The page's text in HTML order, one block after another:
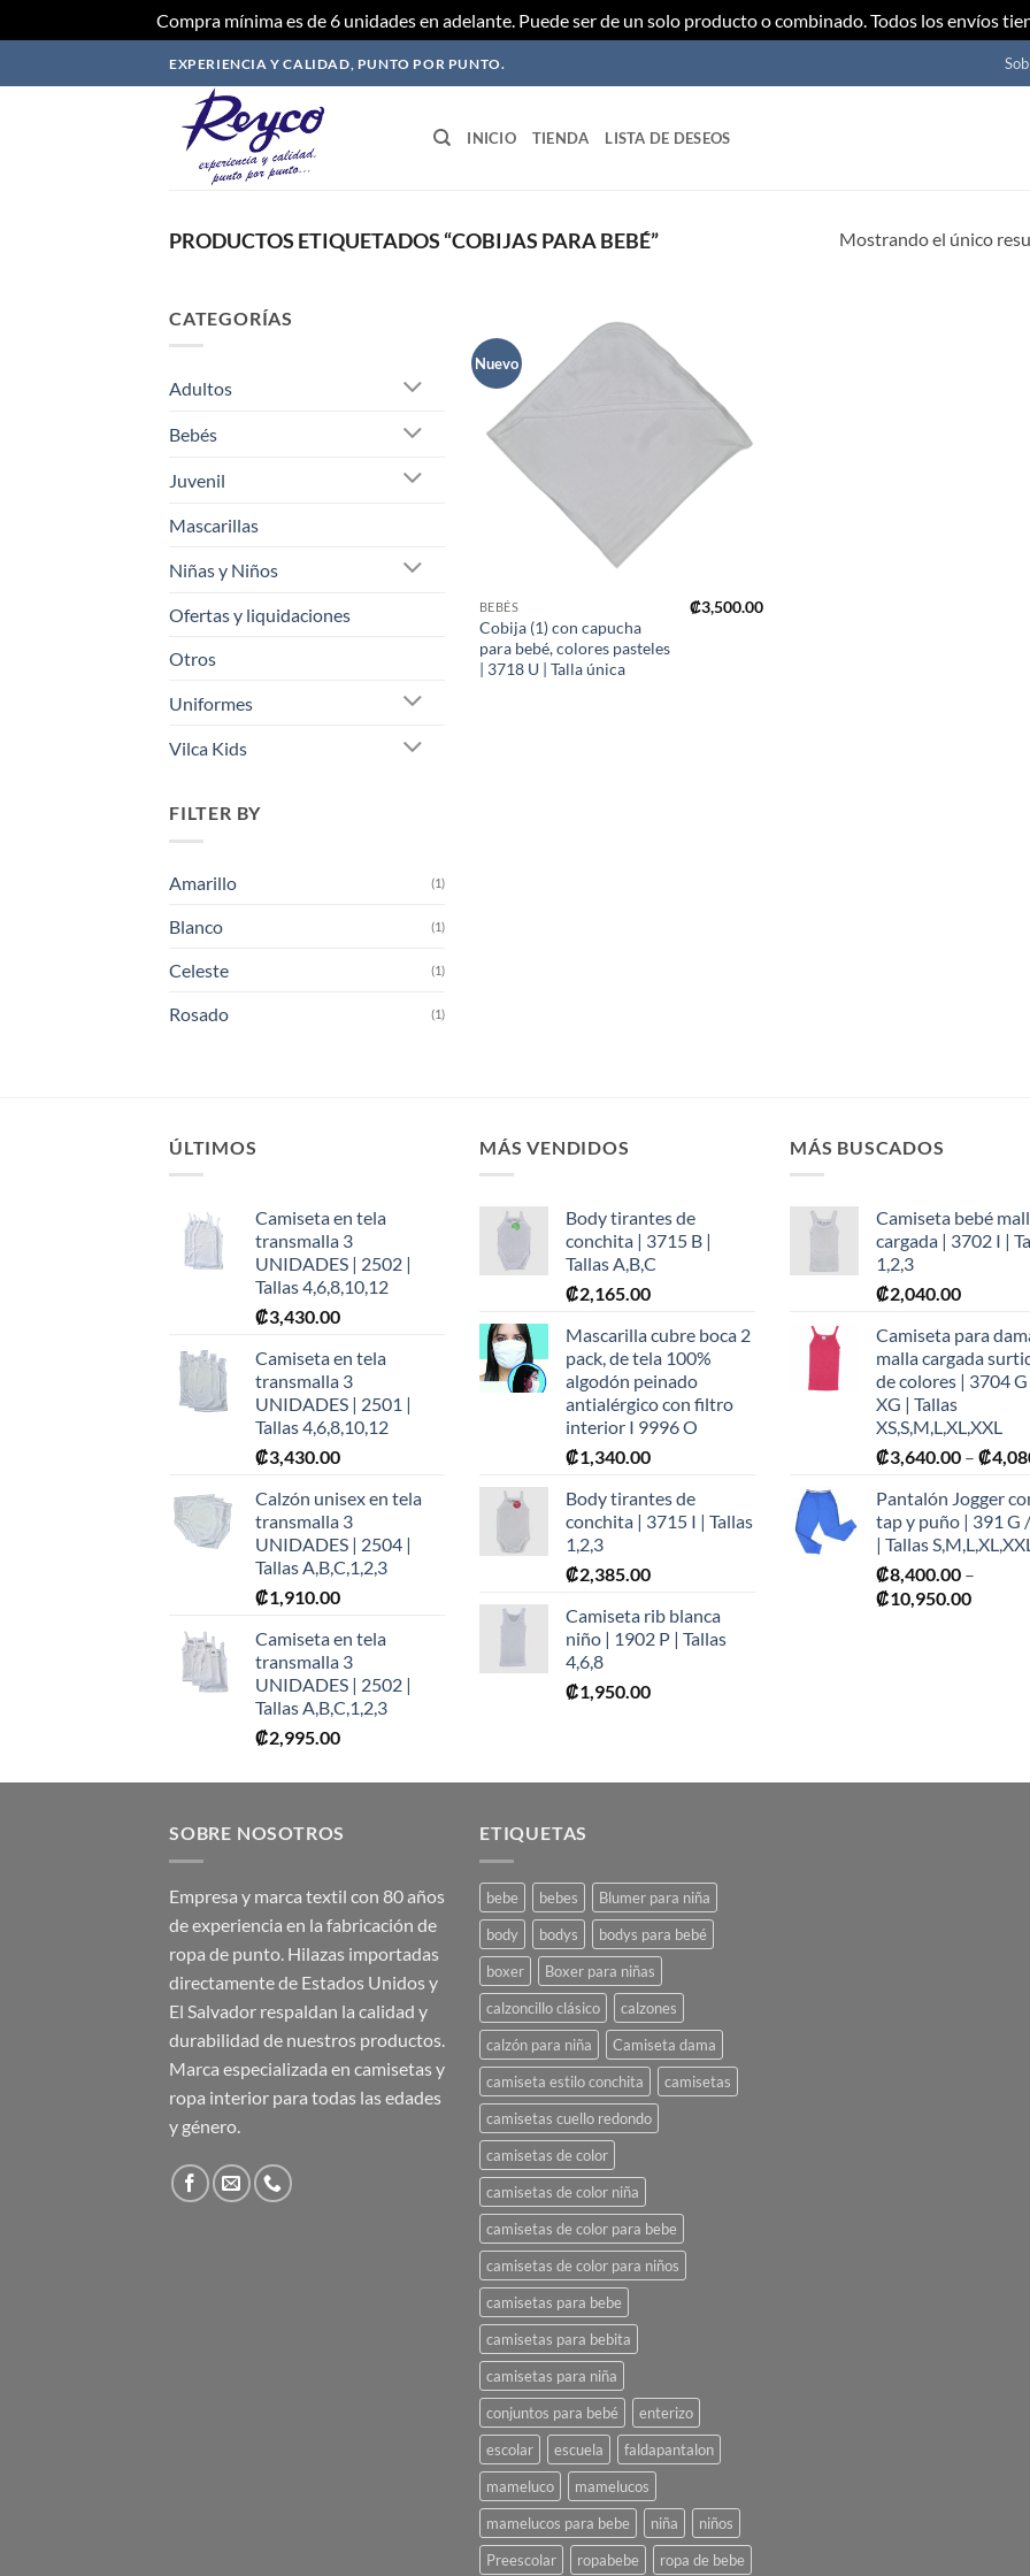
Compra mínima es de 6 unidades en adelante. Puede ser de un solo producto o combinado. Todos los envíos
al
EXPERIENCIA Y CALIDAD, PUNTO POR PUNTO.
INICIO TIENDA LISTA DE DESEOS
PRODUCTOS ETIQUETADOS “COBIJAS PARA BEBÉ” Mostrando el único
CATEGORÍAS
Adultos
Bebés
Juvenil
Mascarillas
Niñas y Niños
Ofertas y liquidaciones
Otros
Uniformes
Vilca Kids
FILTER BY
Amarillo (1)
Blanco (1)
Celeste (1)
Rosado (1)
Nuevo
lista de
deseos
BEBÉS
Cobija (1) con capucha
para bebé, colores pasteles
| 3718 U | Talla única
₡3,500.00
ÚLTIMOS
Camiseta en tela
transmalla 3
UNIDADES | 2502 |
Tallas 4,6,8,10,12
₡3,430.00
Camiseta en tela
transmalla 3
UNIDADES | 2501 |
Tallas 4,6,8,10,12
₡3,430.00
Calzón unisex en tela
transmalla 3
UNIDADES | 2504 |
Tallas A,B,C,1,2,3
₡1,910.00
Camiseta en tela
transmalla 3
UNIDADES | 2502 |
Tallas A,B,C,1,2,3
₡2,995.00
MÁS VENDIDOS
Body tirantes de
conchita | 3715 B |
Tallas A,B,C
₡2,165.00
Mascarilla cubre boca 2
pack, de tela 100%
algodón peinado
antialérgico con filtro
interior I 9996 O
₡1,340.00
Body tirantes de
conchita | 3715 I | Tallas
1,2,3
₡2,385.00
Camiseta rib blanca
niño | 1902 P | Tallas
4,6,8
₡1,950.00
MÁS BUSCADOS
Camiseta bebé
cargada | 3702 I |
1,2,3
₡2,040.00
Camiseta para
malla cargada
de colores | 3704
XG | Tallas
XS,S,M,L,XL,XXL
₡3,640.00 – ₡
Pantalón Jogger
tap y puño | 391 G
| Tallas
₡8,400.00 –
₡10,950.00Price
SOBRE NOSOTROS
Empresa y marca textil con 80 años
de experiencia en la fabricación de
ropa de punto. Hilazas importadas
directamente de Estados Unidos y
El Salvador respaldan la calidad y
durabilidad de nuestros productos.
Marca especializada en camisetas y
ropa interior para todas las edades
y género.
ETIQUETAS
bebe bebes
Blumer para niña
body
bodys
bodys para bebé
boxer
Boxer para niñas
calzoncillo clásico
calzones
calzón para niña
Camiseta dama
camiseta estilo conchita
camisetas
camisetas cuello redondo
camisetas de color
camisetas de color niña
camisetas de color para bebe
camisetas de color para niños
camisetas para bebe
camisetas para bebita
camisetas para niña
conjuntos para bebé
enterizo
escolar
escuela
faldapantalon
mameluco
mamelucos
mamelucos para bebe
niña
niños
Preescolar
ropabebe ropa de bebe